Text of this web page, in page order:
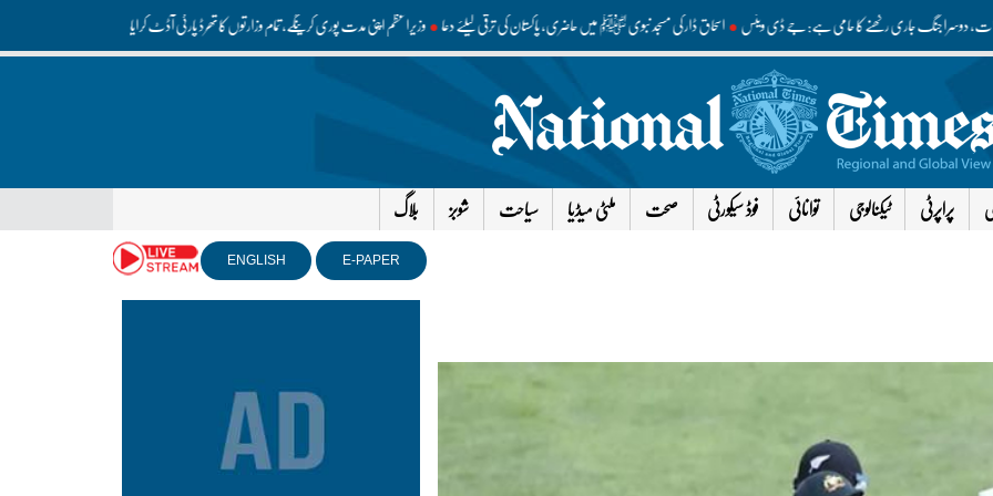
مذاکرات، دوسرا جنگ جاری رکھنے کا حامی ہے: جے ڈی وینس اسحاق ڈار کی مسجد نبوی ﷺ میں حاضری، پاکستان کی ترقی کیلئے دعا وزیراعظم اپنی مدت پوری کرینگے، تمام وزارتوں کا تھرڈ پارٹی آڈٹ کرایا جائے: محسن نقوی
پراپرٹی ٹیکنالوجی توانائی فوڈ سیکورٹی صحت ملٹی میڈیا سیاحت شوبز بلاگ
E-PAPER
ENGLISH